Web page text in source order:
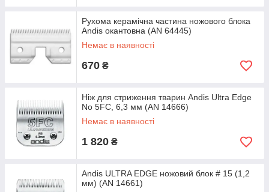
Рухома керамічна частина ножового блока
Andis окантовна (AN 64445)
Немає в наявності
670 ₴
Ніж для стриження тварин Andis Ultra Edge
No 5FC, 6,3 мм (AN 14666)
Немає в наявності
1 820 ₴
Andis ULTRA EDGE ножовий блок # 15 (1,2
мм) (AN 14661)